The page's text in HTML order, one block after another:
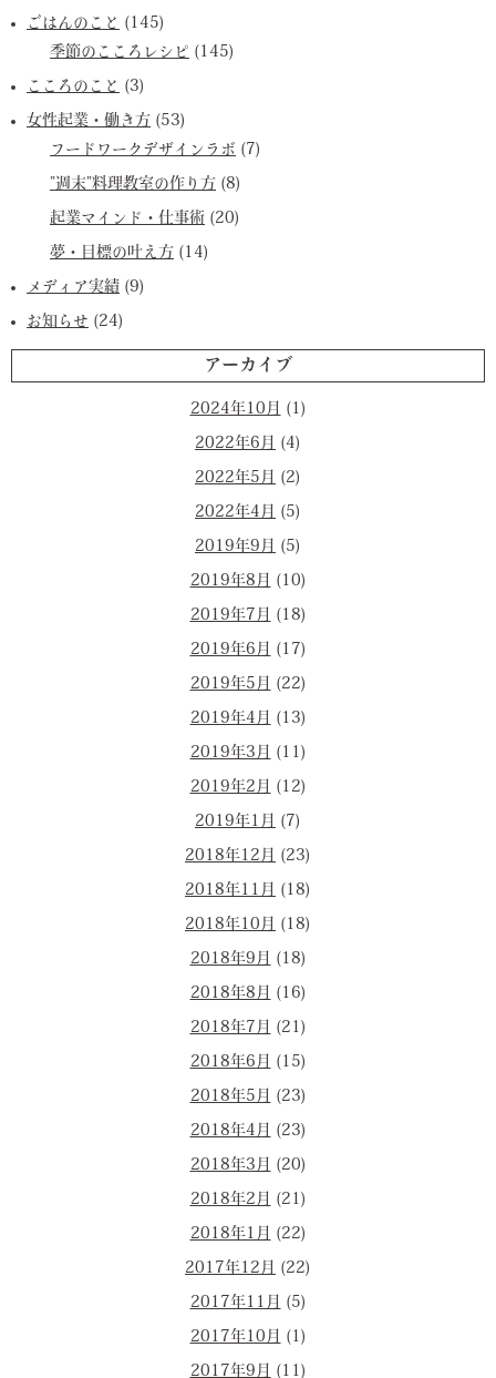
ごはんのこと (145)
季節のこころレシピ (145)
こころのこと (3)
女性起業・働き方 (53)
フードワークデザインラボ (7)
”週末”料理教室の作り方 (8)
起業マインド・仕事術 (20)
夢・目標の叶え方 (14)
メディア実績 (9)
お知らせ (24)
アーカイブ
2024年10月 (1)
2022年6月 (4)
2022年5月 (2)
2022年4月 (5)
2019年9月 (5)
2019年8月 (10)
2019年7月 (18)
2019年6月 (17)
2019年5月 (22)
2019年4月 (13)
2019年3月 (11)
2019年2月 (12)
2019年1月 (7)
2018年12月 (23)
2018年11月 (18)
2018年10月 (18)
2018年9月 (18)
2018年8月 (16)
2018年7月 (21)
2018年6月 (15)
2018年5月 (23)
2018年4月 (23)
2018年3月 (20)
2018年2月 (21)
2018年1月 (22)
2017年12月 (22)
2017年11月 (5)
2017年10月 (1)
2017年9月 (11)